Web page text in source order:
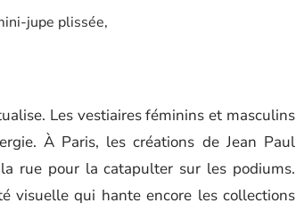
jupe plissée,
Les vestiaires féminins et masculins
À Paris, les créations de Jean Paul
rue pour la catapulter sur les podiums.
visuelle qui hante encore les collections